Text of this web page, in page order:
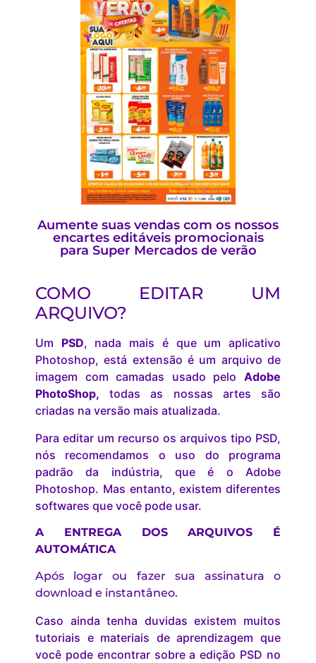
Aumente suas vendas com os nossos
encartes editáveis promocionais
para Super Mercados de verão
COMO EDITAR UM
ARQUIVO?
Um PSD, nada mais é que um aplicativo
Photoshop, está extensão é um arquivo de
imagem com camadas usado pelo Adobe
PhotoShop, todas as nossas artes são
criadas na versão mais atualizada.
Para editar um recurso os arquivos tipo PSD,
nós recomendamos o uso do programa
padrão da indústria, que é o Adobe
Photoshop. Mas entanto, existem diferentes
softwares que você pode usar.
A ENTREGA DOS ARQUIVOS É
AUTOMÁTICA
Após logar ou fazer sua assinatura o
download e instantâneo.
Caso ainda tenha duvidas existem muitos
tutoriais e materiais de aprendizagem que
você pode encontrar sobre a edição PSD no